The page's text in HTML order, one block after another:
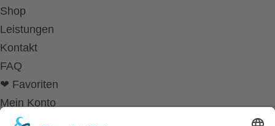
Shop
Leistungen
Kontakt
FAQ
❤ Favoriten
Mein Konto